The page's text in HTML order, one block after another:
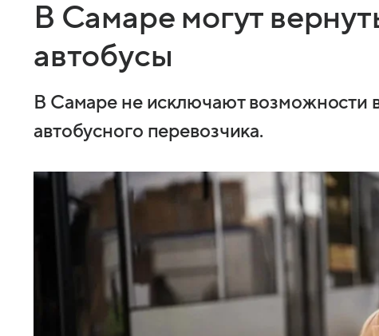
В Самаре могут
автобусы
В Самаре не исключают возможности
автобусного перевозчика.